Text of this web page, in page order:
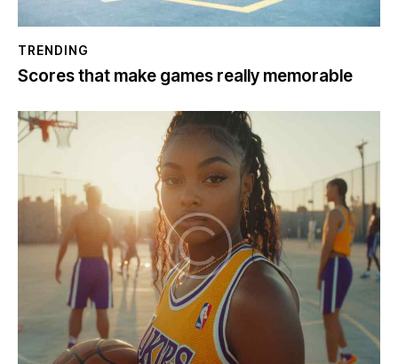
TRENDING
Scores that make games really memorable